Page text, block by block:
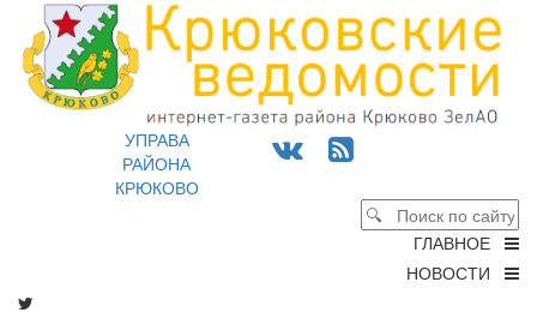
УПРАВА
РАЙОНА
КРЮКОВО
ГЛАВНОЕ
НОВОСТИ